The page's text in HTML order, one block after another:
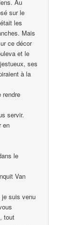
Au
sur le
les
Mais
ce décor
et le
ses
à la
rendre
servir.
en
le
Van
je suis venu
tout